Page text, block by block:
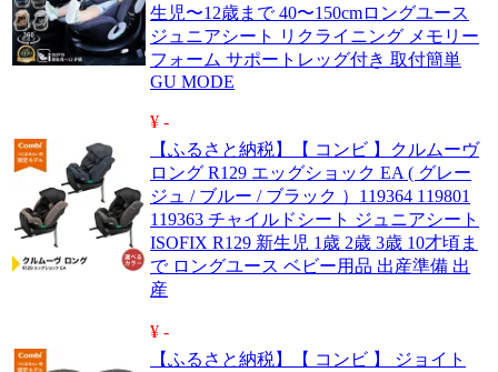
生児〜12歳まで 40〜150cmロングユース
ジュニアシート リクライニング メモリー
フォーム サポートレッグ付き 取付簡単
GU MODE
¥ -
【ふるさと納税】【 コンビ 】クルムーヴ
ロング R129 エッグショック EA ( グレー
ジュ / ブルー / ブラック ）119364 119801
119363 チャイルドシート ジュニアシート
ISOFIX R129 新生児 1歳 2歳 3歳 10才頃ま
で ロングユース ベビー用品 出産準備 出
産
¥ -
【ふるさと納税】【 コンビ 】 ジョイト